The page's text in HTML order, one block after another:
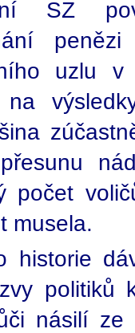
SZ
uzlu
počet
musela.
historie
politiků
násilí ze